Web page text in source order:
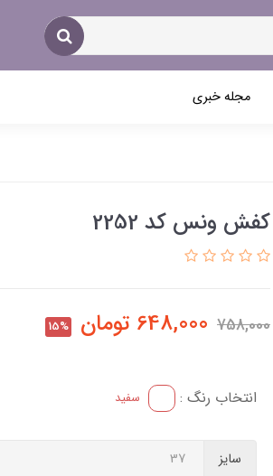
مجله خبری
کفش ونس کد 2252
758,000
648,000 تومان 15%
انتخاب رنگ : سفید
سایز